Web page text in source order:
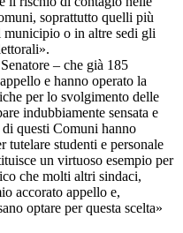
soprattutto quelli più
o in altre sedi gli
– che già 185
e hanno operato la
per lo svolgimento delle
indubbiamente sensata e
questi Comuni hanno
tutelare studenti e personale
un virtuoso esempio per
che molti altri sindaci,
accorato appello e,
optare per questa scelta»